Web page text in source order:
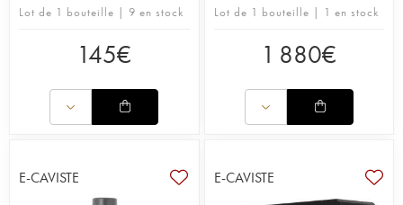
Lot de 1 bouteille | 9 en stock
145€
Lot de 1 bouteille | 1 en stock
1 880€
E-CAVISTE E-CAVISTE